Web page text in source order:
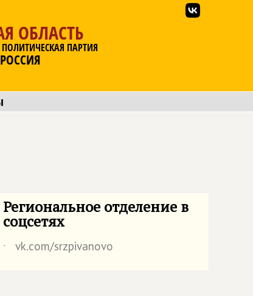
ОБЛАСТЬ
ПАРТИЯ
Региональное отделение в
соцсетях
˙ vk.com/srzpivanovo